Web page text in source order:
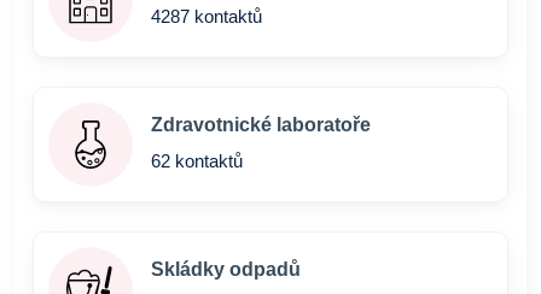
4287 kontaktů
Zdravotnické laboratoře
62 kontaktů
Skládky odpadů